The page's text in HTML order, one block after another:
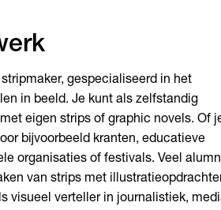
gespecialiseerd in het
in beeld. Je kunt als zelfstandig
eigen strips of graphic novels. Of
bijvoorbeeld kranten, educatieve
organisaties of festivals. Veel
van strips met
visueel verteller in journalistiek,